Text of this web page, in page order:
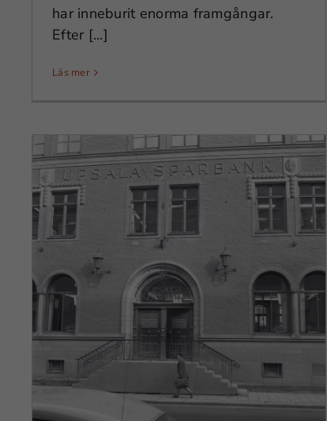
har inneburit enorma framgångar.
Efter [...]
Läs mer
Export, import och logistik
under Coronapandemin